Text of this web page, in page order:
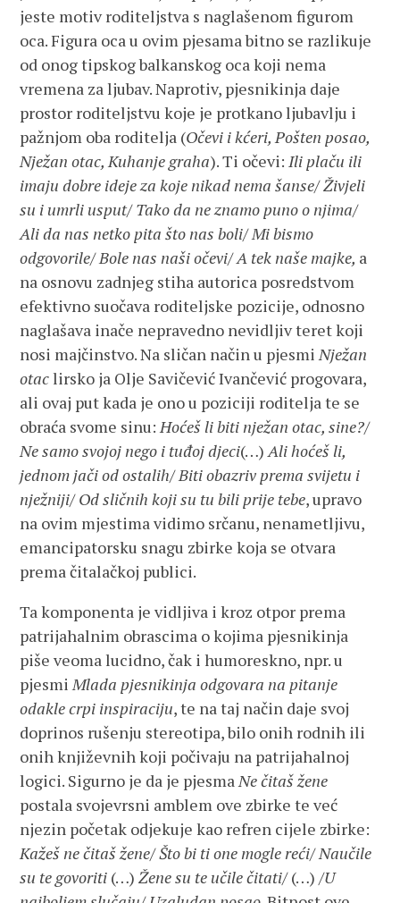
jeste motiv roditeljstva s naglašenom figurom
oca. Figura oca u ovim pjesama bitno se razlikuje
od onog tipskog balkanskog oca koji nema
vremena za ljubav. Naprotiv, pjesnikinja daje
prostor roditeljstvu koje je protkano ljubavlju i
pažnjom oba roditelja (Očevi i kćeri, Pošten posao,
Nježan otac, Kuhanje graha). Ti očevi: Ili plaču ili
imaju dobre ideje za koje nikad nema šanse/ Živjeli
su i umrli usput/ Tako da ne znamo puno o njima/
Ali da nas netko pita što nas boli/ Mi bismo
odgovorile/ Bole nas naši očevi/ A tek naše majke, a
na osnovu zadnjeg stiha autorica posredstvom
efektivno suočava roditeljske pozicije, odnosno
naglašava inače nepravedno nevidljiv teret koji
nosi majčinstvo. Na sličan način u pjesmiNježan
otaclirsko ja Olje Savičević Ivančević progovara,
ali ovaj put kada je ono u poziciji roditelja te se
obraća svome sinu:Hoćeš li biti nježan otac, sine?/
Ne samo svojoj nego i tuđoj djeci(…)Ali hoćeš li,
jednom jači od ostalih/ Biti obazriv prema svijetu i
nježniji/ Od sličnih koji su tu bili prije tebe, upravo
na ovim mjestima vidimo srčanu, nenametljivu,
emancipatorsku snagu zbirke koja se otvara
prema čitalačkoj publici.
Ta komponenta je vidljiva i kroz otpor prema
patrijahalnim obrascima o kojima pjesnikinja
piše veoma lucidno, čak i humoreskno, npr. u
pjesmiMlada pjesnikinja odgovara na pitanje
odakle crpi inspiraciju, te na taj način daje svoj
doprinos rušenju stereotipa, bilo onih rodnih ili
onih književnih koji počivaju na patrijahalnoj
logici. Sigurno je da je pjesmaNe čitaš žene
postala svojevrsni amblem ove zbirke te već
njezin početak odjekuje kao refren cijele zbirke:
Kažeš ne čitaš žene/ Što bi ti one mogle reći/ Naučile
su te govoriti (…) Žene su te učile čitati/(…) /U